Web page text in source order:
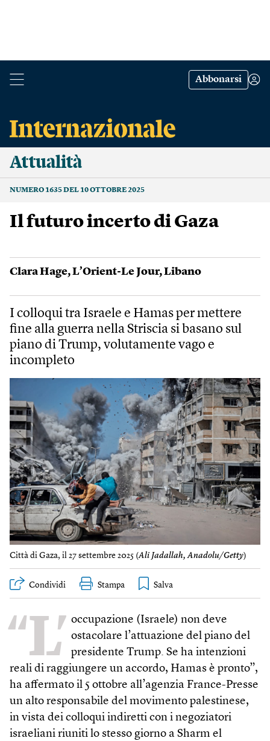
Abbonarsi
Attualità
NUMERO 1635 DEL 10 OTTOBRE 2025
Il futuro incerto di Gaza
Clara Hage,L’Orient-Le Jour,Libano
I colloqui tra Israele e Hamas per mettere
fine alla guerra nella Striscia si basano sul
piano di Trump, volutamente vago e
incompleto
Città di Gaza, il 27 settembre 2025 (Ali Jadallah, Anadolu/Getty)
Condividi Stampa
“L’ occupazione (Israele) non deve
ostacolare l’attuazione del piano del
presidente Trump. Se ha intenzioni
reali di raggiungere un accordo, Hamas è pronto”,
ha affermato il 5 ottobre all’agenzia France-Presse
un alto responsabile del movimento palestinese,
in vista dei colloqui indiretti con i negoziatori
israeliani riuniti lo stesso giorno a Sharm el